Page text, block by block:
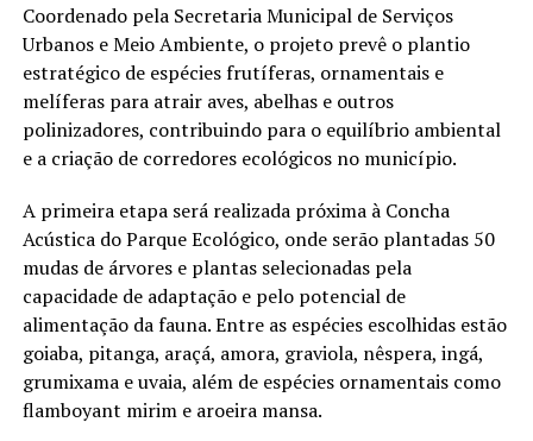
Coordenado pela Secretaria Municipal de Serviços
Urbanos e Meio Ambiente, o projeto prevê o plantio
estratégico de espécies frutíferas, ornamentais e
melíferas para atrair aves, abelhas e outros
polinizadores, contribuindo para o equilíbrio ambiental
e a criação de corredores ecológicos no município.
A primeira etapa será realizada próxima à Concha
Acústica do Parque Ecológico, onde serão plantadas 50
mudas de árvores e plantas selecionadas pela
capacidade de adaptação e pelo potencial de
alimentação da fauna. Entre as espécies escolhidas estão
goiaba, pitanga, araçá, amora, graviola, nêspera, ingá,
grumixama e uvaia, além de espécies ornamentais como
flamboyant mirim e aroeira mansa.